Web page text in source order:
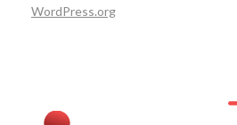
WordPress.org